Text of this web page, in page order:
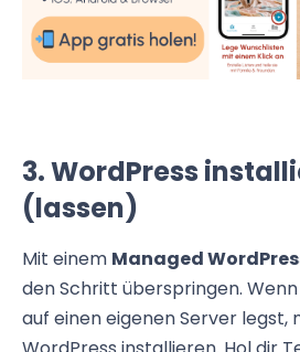
3. WordPress
(lassen)
Mit einem Managed
den Schritt überspringen.
auf einen eigenen Server legst,